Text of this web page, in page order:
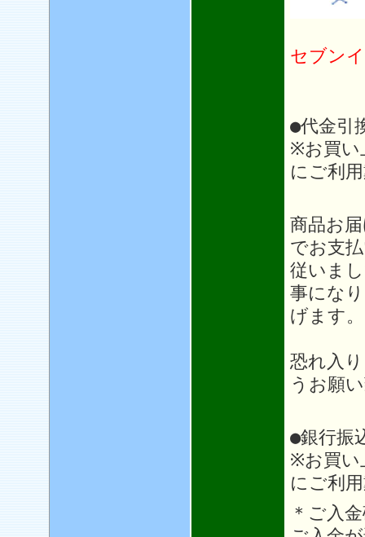
セブン
●代金引
※お買い
にご利
商品お
でお支
従いま
事にな
げます。
恐れ入
うお願
●銀行振
※お買い
にご利
＊ご入